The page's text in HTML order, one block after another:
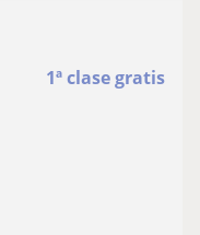
1ª clase gratis